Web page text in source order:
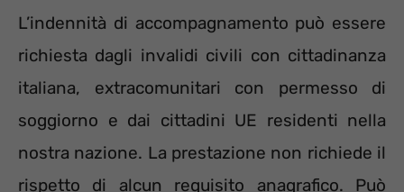
L’indennità di accompagnamento può essere
richiesta dagli invalidi civili con cittadinanza
italiana, extracomunitari con permesso di
soggiorno e dai cittadini UE residenti nella
nostra nazione. La prestazione non richiede il
rispetto di alcun requisito anagrafico. Può